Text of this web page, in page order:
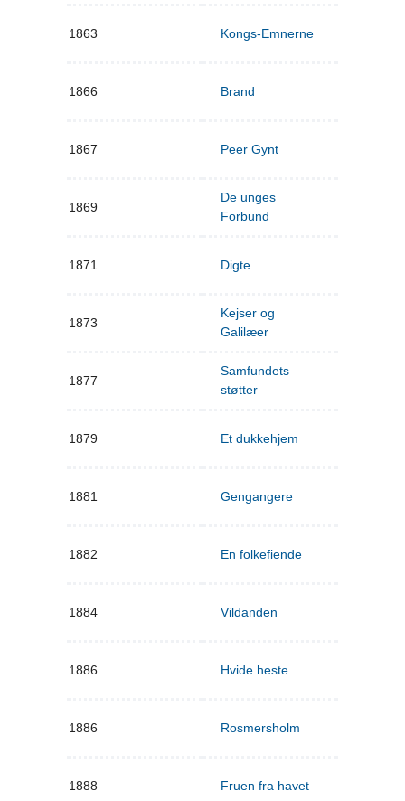
1863 Kongs-Emnerne
1866 Brand
1867 Peer Gynt
1869
De unges
Forbund
1871 Digte
1873
Kejser og
Galilæer
1877
Samfundets
støtter
1879 Et dukkehjem
1881 Gengangere
1882 En folkefiende
1884 Vildanden
1886 Hvide heste
1886 Rosmersholm
1888 Fruen fra havet